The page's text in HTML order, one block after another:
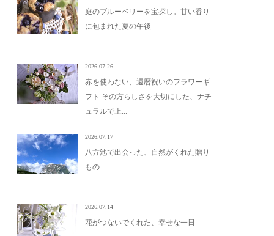
庭のブルーベリーを宝探し。甘い香り
に包まれた夏の午後
2026.07.26
赤を使わない、還暦祝いのフラワーギ
フト その方らしさを大切にした、ナチ
ュラルで上...
2026.07.17
八方池で出会った、自然がくれた贈り
もの
2026.07.14
花がつないでくれた、幸せな一日